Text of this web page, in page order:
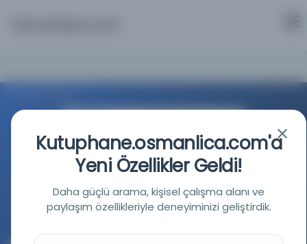
Oregon Üniversitesi Kütüphaneleri
Kaynağa git
Kutuphane.osmanlica.com'a
Yeni Özellikler Geldi!
Daha güçlü arama, kişisel çalışma alanı ve
paylaşım özellikleriyle deneyiminizi geliştirdik.